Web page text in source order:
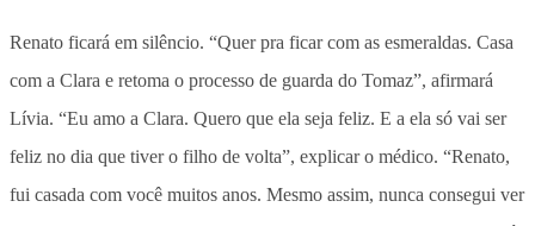
Renato ficará em silêncio. “Quer pra ficar com as esmeraldas. Casa
com a Clara e retoma o processo de guarda do Tomaz”, afirmará
Lívia. “Eu amo a Clara. Quero que ela seja feliz. E a ela só vai ser
feliz no dia que tiver o filho de volta”, explicar o médico. “Renato,
fui casada com você muitos anos. Mesmo assim, nunca consegui ver